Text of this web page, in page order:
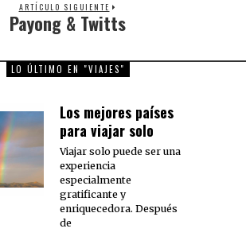
ARTÍCULO SIGUIENTE
Next
Payong & Twitts
LO ÚLTIMO EN "VIAJES"
Los mejores países
para viajar solo
Viajar solo puede ser una
experiencia
especialmente
gratificante y
enriquecedora. Después
de